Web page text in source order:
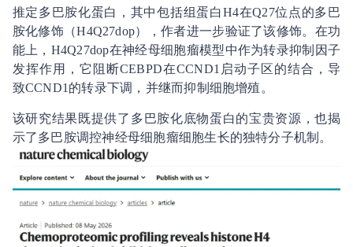
推定多巴胺化蛋白，其中包括组蛋白H4在Q27位点的多巴
胺化修饰（H4Q27dop），作者进一步验证了该修饰。在功
能上，H4Q27dop在神经母细胞瘤模型中作为转录抑制因子
发挥作用，它阻断CEBPD在CCND1启动子区的结合，导
致CCND1的转录下调，并继而抑制细胞增殖。
该研究结果既提供了多巴胺化底物蛋白的宝贵资源，也揭
示了多巴胺调控神经母细胞瘤细胞生长的独特分子机制。